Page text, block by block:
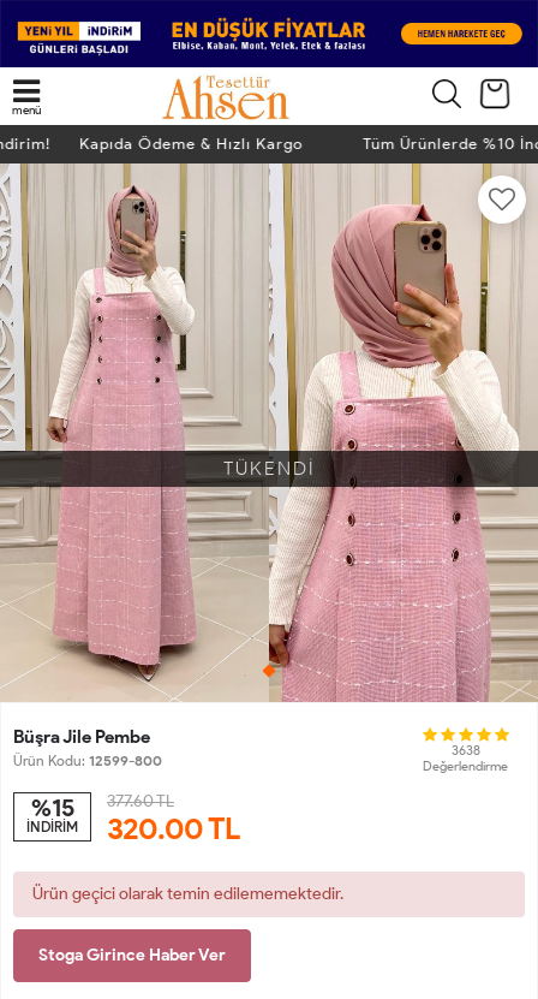
menü
Kapıda Ödeme & Hızlı Kargo Tüm Ürünlerde %10
TÜKENDİ
Büşra Jile Pembe
Ürün Kodu: 12599-800
3638
Değerlendirme
%15
İNDİRİM
377.60 TL
320.00TL
Ürün geçici olarak temin edilememektedir.
Stoga Girince Haber Ver